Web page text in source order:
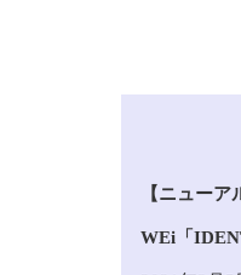
【ニュー
WEi「